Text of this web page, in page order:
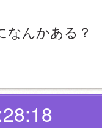
なんかある？